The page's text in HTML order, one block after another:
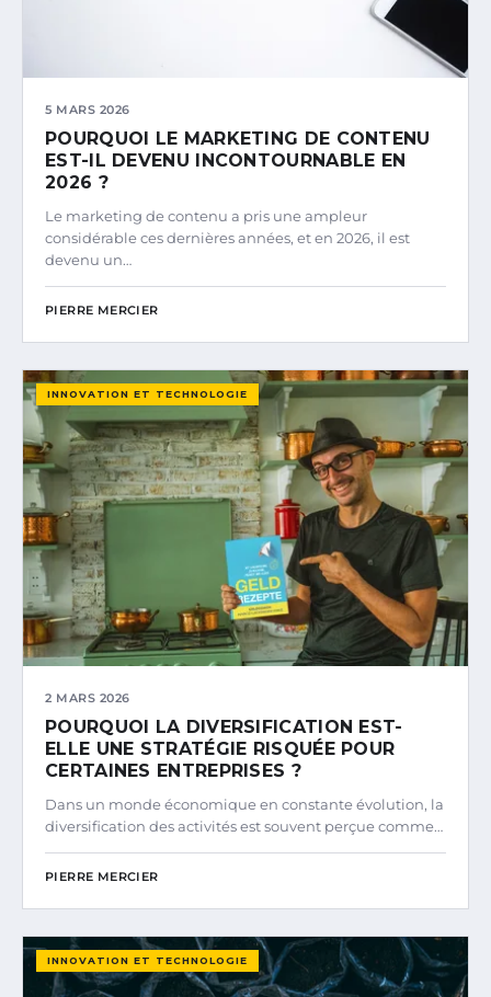
5 MARS 2026
POURQUOI LE MARKETING DE CONTENU
EST-IL DEVENU INCONTOURNABLE EN
2026 ?
Le marketing de contenu a pris une ampleur
considérable ces dernières années, et en 2026, il est
devenu un…
PIERRE MERCIER
INNOVATION ET TECHNOLOGIE
2 MARS 2026
POURQUOI LA DIVERSIFICATION EST-
ELLE UNE STRATÉGIE RISQUÉE POUR
CERTAINES ENTREPRISES ?
Dans un monde économique en constante évolution, la
diversification des activités est souvent perçue comme…
PIERRE MERCIER
INNOVATION ET TECHNOLOGIE